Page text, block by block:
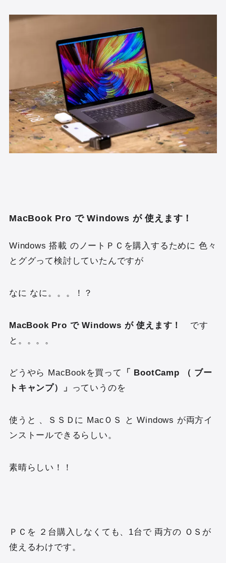
MacBook Pro で Windows が 使えます！
Windows 搭載 のノートＰＣを購入するために 色々
とググって検討していたんですが
なに なに。。。！？
MacBook Pro で Windows が 使えます！
です
と。。。。
どうやら MacBookを買って
「 BootCamp （ ブー
トキャンプ）」
っていうのを
使うと 、ＳＳＤに MacＯＳ と Windows が両方イ
ンストールできるらしい。
素晴らしい！！
ＰＣを ２台購入しなくても、1台で 両方の ＯＳが
使えるわけです。